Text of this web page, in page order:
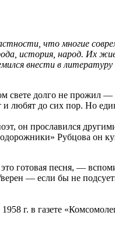
что многие
история, народ. Их
внести в
свете долго не прожил —
и любят до сих пор. Но
он прославился
Рубцова он
это готовая песня, —
— если бы не
г. в газете